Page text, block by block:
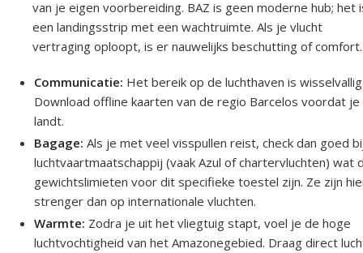
van je eigen voorbereiding. BAZ is geen moderne hub; het
een landingsstrip met een wachtruimte. Als je vlucht
vertraging oploopt, is er nauwelijks beschutting of comfort.
Communicatie: Het bereik op de luchthaven is
Download offline kaarten van de regio Barcelos voordat je
landt.
Bagage: Als je met veel visspullen reist, check dan goed
luchtvaartmaatschappij (vaak Azul of chartervluchten) wat
gewichtslimieten voor dit specifieke toestel zijn. Ze zijn
strenger dan op internationale vluchten.
Warmte: Zodra je uit het vliegtuig stapt, voel je de hoge
luchtvochtigheid van het Amazonegebied. Draag direct